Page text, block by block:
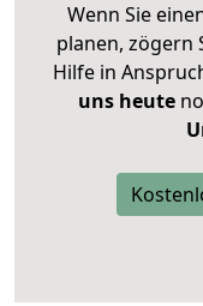
Wenn Sie
planen, zögern
Hilfe in
uns heute